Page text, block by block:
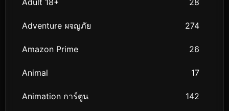
Adult 18+ 28
Adventure ผจญภัย 274
Amazon Prime 26
Animal 17
Animation การ์ตูน 142